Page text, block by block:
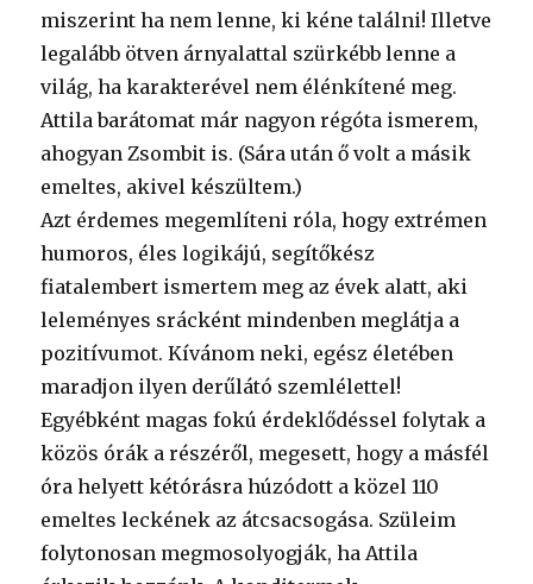
miszerint ha nem lenne, ki kéne találni! Illetve
legalább ötven árnyalattal szürkébb lenne a
világ, ha karakterével nem élénkítené meg.
Attila barátomat már nagyon régóta ismerem,
ahogyan Zsombit is. (Sára után ő volt a másik
emeltes, akivel készültem.)
Azt érdemes megemlíteni róla, hogy extrémen
humoros, éles logikájú, segítőkész
fiatalembert ismertem meg az évek alatt, aki
leleményes srácként mindenben meglátja a
pozitívumot. Kívánom neki, egész életében
maradjon ilyen derűlátó szemlélettel!
Egyébként magas fokú érdeklődéssel folytak a
közös órák a részéről, megesett, hogy a másfél
óra helyett kétórásra húzódott a közel 110
emeltes leckének az átcsacsogása. Szüleim
folytonosan megmosolyogják, ha Attila